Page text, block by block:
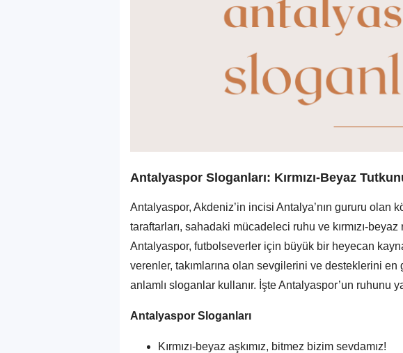
Antalyaspor Sloganları: Kırmızı-Beyaz
Antalyaspor, Akdeniz’in incisi Antalya’nın gururu olan
taraftarları, sahadaki mücadeleci ruhu ve kırmızı-
Antalyaspor, futbolseverler için büyük bir heyecan
verenler, takımlarına olan sevgilerini ve desteklerini
anlamlı sloganlar kullanır. İşte Antalyaspor’un ruhunu
Antalyaspor Sloganları
Kırmızı-beyaz aşkımız, bitmez bizim sevdamız!